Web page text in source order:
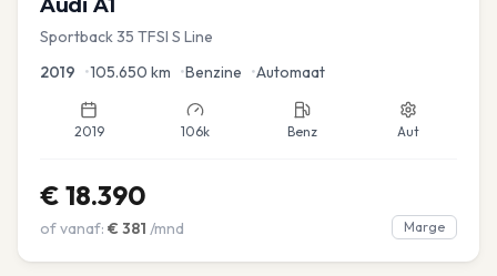
Audi A1
Sportback 35 TFSI S Line
2019 •105.650 km •Benzine •Automaat
2019 106k Benz Aut
€ 18.390
of vanaf: € 381 /mnd Marge